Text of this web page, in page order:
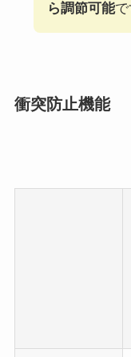
ら調節可能で
衝突防止機能